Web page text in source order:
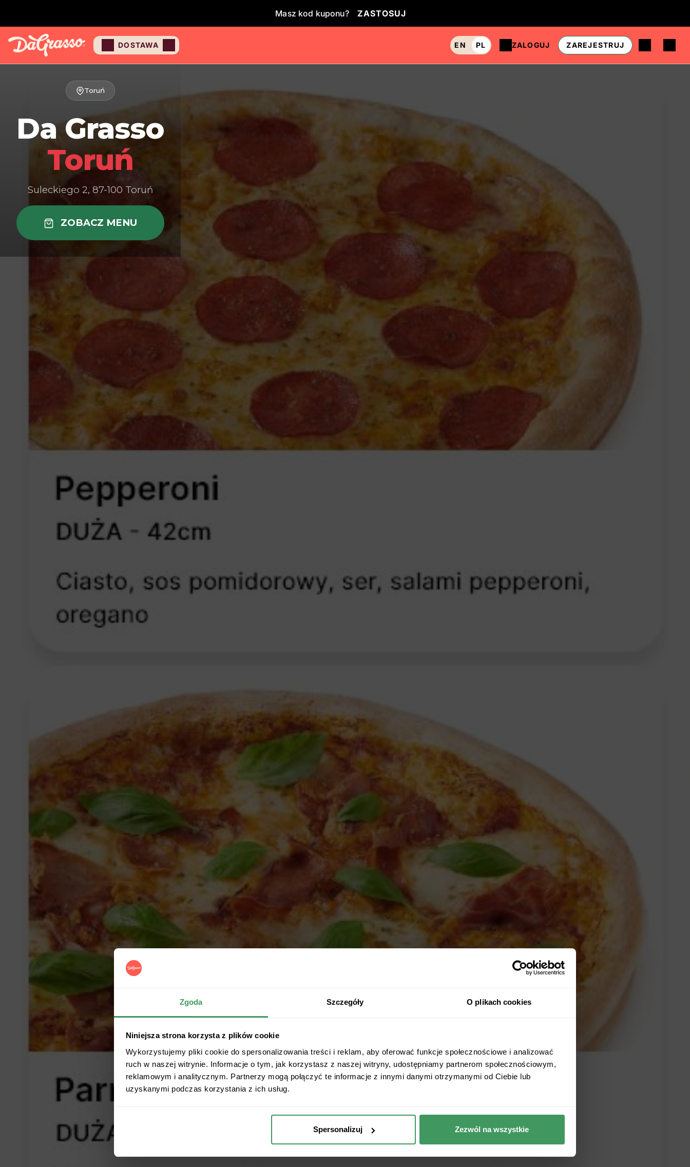
Zgoda Szczegóły O plikach cookies
Niniejsza strona korzysta z plików cookie
Wykorzystujemy pliki cookie do spersonalizowania treści i reklam, aby oferować funkcje społecznościowe i analizować
ruch w naszej witrynie. Informacje o tym, jak korzystasz z naszej witryny, udostępniamy partnerom społecznościowym,
reklamowym i analitycznym. Partnerzy mogą połączyć te informacje z innymi danymi otrzymanymi od Ciebie lub
uzyskanymi podczas korzystania z ich usług.
Spersonalizuj Zezwól na wszystkie
DOSTAWA EN PL ZALOGUJ ZAREJESTRUJ
Masz kod kuponu? ZASTOSUJ
Toruń
Da Grasso
Toruń
Suleckiego 2, 87-100 Toruń
ZOBACZ MENU